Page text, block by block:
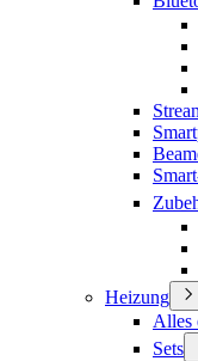
Heizung
Alles
Sets